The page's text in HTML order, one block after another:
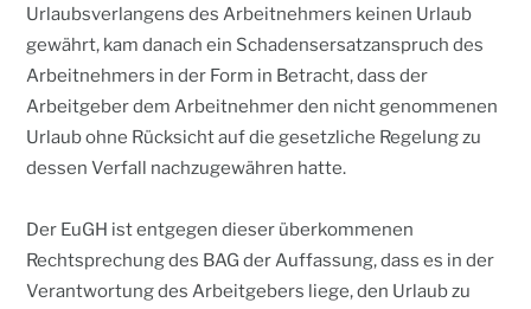
Urlaubsverlangens des Arbeitnehmers keinen Urlaub
gewährt, kam danach ein Schadensersatzanspruch des
Arbeitnehmers in der Form in Betracht, dass der
Arbeitgeber dem Arbeitnehmer den nicht genommenen
Urlaub ohne Rücksicht auf die gesetzliche Regelung zu
dessen Verfall nachzugewähren hatte.
Der EuGH ist entgegen dieser überkommenen
Rechtsprechung des BAG der Auffassung, dass es in der
Verantwortung des Arbeitgebers liege, den Urlaub zu